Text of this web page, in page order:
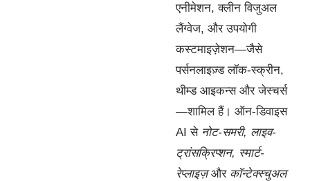
एनीमेशन, क्लीन विजुअल
लैंग्वेज, और उपयोगी
कस्टमाइज़ेशन—जैसे
पर्सनलाइज़्ड लॉक-स्क्रीन,
थीम्ड आइकन्स और जेस्चर्स
—शामिल हैं। ऑन-डिवाइस
AI से नोट-समरी, लाइव-
ट्रांसक्रिप्शन, स्मार्ट-
रेप्लाइज़और कॉन्टेक्स्चुअल